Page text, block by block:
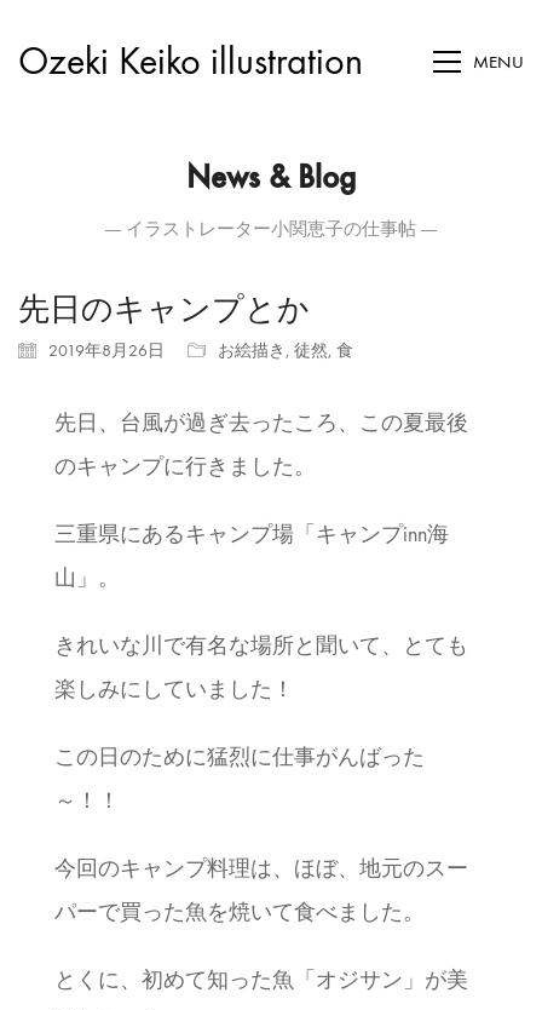
Ozeki Keiko illustration MENU
News & Blog
― イラストレーター小関恵子の仕事帖 ―
先日のキャンプとか
2019年8月26日 お絵描き , 徒然, 食
先日、台風が過ぎ去ったころ、この夏最後
のキャンプに行きました。
三重県にあるキャンプ場「キャンプinn海
山」。
きれいな川で有名な場所と聞いて、とても
楽しみにしていました！
この日のために猛烈に仕事がんばった
～！！
今回のキャンプ料理は、ほぼ、地元のスー
パーで買った魚を焼いて食べました。
とくに、初めて知った魚「オジサン」が美